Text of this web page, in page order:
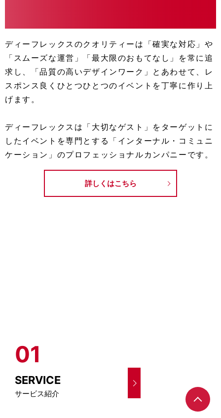
ディーフレックスのクオリティーは「確実な対応」や
「スムーズな運営」「最大限のおもてなし」を常に追
求し、「品質の高いデザインワーク」とあわせて、レ
スポンス良くひとつひとつのイベントを丁寧に作り上
げます。
ディーフレックスは「大切なゲスト」をターゲットに
したイベントを専門とする「インターナル・コミュニ
ケーション」のプロフェッショナルカンパニーです。
詳しくはこちら
SERVICE
サービス紹介 イベ